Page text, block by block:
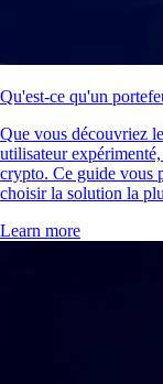
Qu'est-ce qu'un
Que vous découvriez
utilisateur
crypto. Ce guide vous
choisir la solution la
Learn more